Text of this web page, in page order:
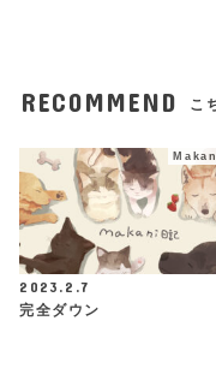
RECOMMEND こ
2023.2.7
完全ダウン